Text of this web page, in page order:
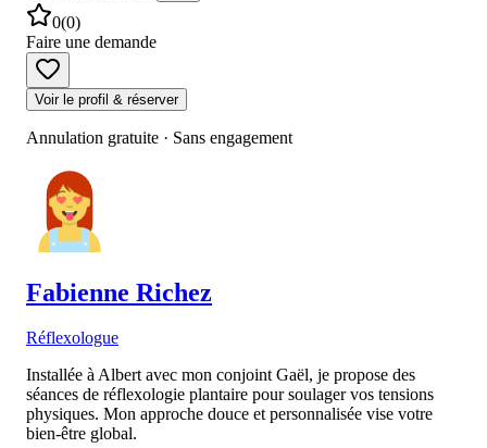
0(0)
Faire une demande
Voir le profil & réserver
Annulation gratuite · Sans engagement
Fabienne Richez
Réflexologue
Installée à Albert avec mon conjoint Gaël, je propose des
séances de réflexologie plantaire pour soulager vos tensions
physiques. Mon approche douce et personnalisée vise votre
bien-être global.